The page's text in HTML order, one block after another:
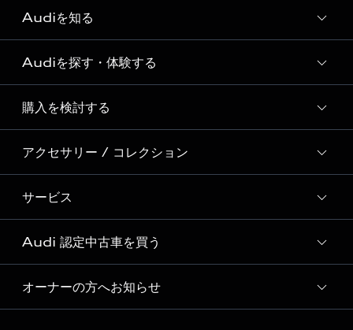
Audiを知る
Audi ブランド
Story of Progress
Audi Sport
Formula 1®
デジタルサービス
Audiを探す・体験する
ディーラー検索
新車在庫検索
試乗車・展示車検索
見積り依頼
試乗予約
購入を検討する
モデル一覧
特別仕様モデル / 限定モデル
e-tronラインアップ
価格シミュレーション
車両比較
アクセサリー / コレクション
純正アクセサリー
オンラインショップ
Audi collection
アウディナビアプリ
サービス
サービス入庫予約
サービスプログラム
メンテナンス
Audi 認定中古車を買う
Audi認定中古車
オーナーの方へお知らせ